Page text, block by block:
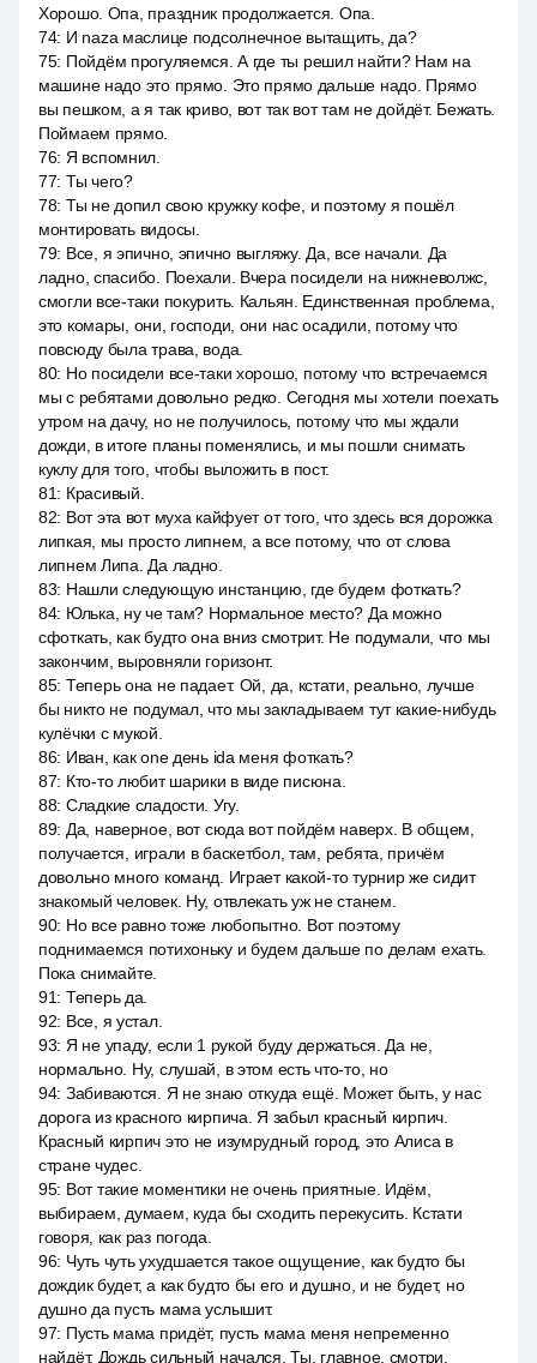
Хорошо. Опа, праздник продолжается. Опа.
74: И naza маслице подсолнечное вытащить, да?
75: Пойдём прогуляемся. А где ты решил найти? Нам на
машине надо это прямо. Это прямо дальше надо. Прямо
вы пешком, а я так криво, вот так вот там не дойдёт. Бежать.
Поймаем прямо.
76: Я вспомнил.
77: Ты чего?
78: Ты не допил свою кружку кофе, и поэтому я пошёл
монтировать видосы.
79: Все, я эпично, эпично выгляжу. Да, все начали. Да
ладно, спасибо. Поехали. Вчера посидели на нижневолжс,
смогли все-таки покурить. Кальян. Единственная проблема,
это комары, они, господи, они нас осадили, потому что
повсюду была трава, вода.
80: Но посидели все-таки хорошо, потому что встречаемся
мы с ребятами довольно редко. Сегодня мы хотели поехать
утром на дачу, но не получилось, потому что мы ждали
дожди, в итоге планы поменялись, и мы пошли снимать
куклу для того, чтобы выложить в пост.
81: Красивый.
82: Вот эта вот муха кайфует от того, что здесь вся дорожка
липкая, мы просто липнем, а все потому, что от слова
липнем Липа. Да ладно.
83: Нашли следующую инстанцию, где будем фоткать?
84: Юлька, ну че там? Нормальное место? Да можно
сфоткать, как будто она вниз смотрит. Не подумали, что мы
закончим, выровняли горизонт.
85: Теперь она не падает. Ой, да, кстати, реально, лучше
бы никто не подумал, что мы закладываем тут какие-нибудь
кулёчки с мукой.
86: Иван, как one день ida меня фоткать?
87: Кто-то любит шарики в виде писюна.
88: Сладкие сладости. Угу.
89: Да, наверное, вот сюда вот пойдём наверх. В общем,
получается, играли в баскетбол, там, ребята, причём
довольно много команд. Играет какой-то турнир же сидит
знакомый человек. Ну, отвлекать уж не станем.
90: Но все равно тоже любопытно. Вот поэтому
поднимаемся потихоньку и будем дальше по делам ехать.
Пока снимайте.
91: Теперь да.
92: Все, я устал.
93: Я не упаду, если 1 рукой буду держаться. Да не,
нормально. Ну, слушай, в этом есть что-то, но
94: Забиваются. Я не знаю откуда ещё. Может быть, у нас
дорога из красного кирпича. Я забыл красный кирпич.
Красный кирпич это не изумрудный город, это Алиса в
стране чудес.
95: Вот такие моментики не очень приятные. Идём,
выбираем, думаем, куда бы сходить перекусить. Кстати
говоря, как раз погода.
96: Чуть чуть ухудшается такое ощущение, как будто бы
дождик будет, а как будто бы его и душно, и не будет, но
душно да пусть мама услышит.
97: Пусть мама придёт, пусть мама меня непременно
найдёт. Дождь сильный начался. Ты, главное, смотри,